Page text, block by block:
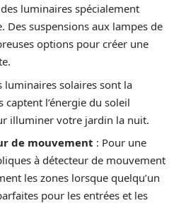
luminaires spécialement
Des suspensions aux lampes de
options pour créer une
luminaires solaires sont la
captent l’énergie du soleil
illuminer votre jardin la nuit.
de mouvement : Pour une
à détecteur de mouvement
les zones lorsque quelqu’un
pour les entrées et les